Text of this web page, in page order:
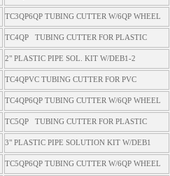
TC3QP6QP TUBING CUTTER W/6QP WHEEL
TC4QP TUBING CUTTER FOR PLASTIC
2" PLASTIC PIPE SOL. KIT W/DEB1-2
TC4QPVC TUBING CUTTER FOR PVC
TC4QP6QP TUBING CUTTER W/6QP WHEEL
TC5QP TUBING CUTTER FOR PLASTIC
3" PLASTIC PIPE SOLUTION KIT W/DEB1
TC5QP6QP TUBING CUTTER W/6QP WHEEL